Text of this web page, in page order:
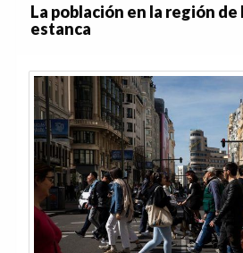
La población en la región de
estanca